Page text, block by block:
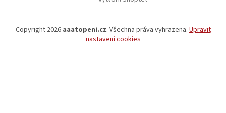
Copyright 2026 aaatopeni.cz. Všechna práva vyhrazena. Upravit
nastavení cookies